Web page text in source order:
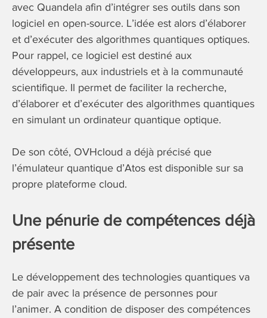
avec Quandela afin d’intégrer ses outils dans son
logiciel en open-source. L’idée est alors d’élaborer
et d’exécuter des algorithmes quantiques optiques.
Pour rappel, ce logiciel est destiné aux
développeurs, aux industriels et à la communauté
scientifique. Il permet de faciliter la recherche,
d’élaborer et d’exécuter des algorithmes quantiques
en simulant un ordinateur quantique optique.
De son côté, OVHcloud a déjà précisé que
l’émulateur quantique d’Atos est disponible sur sa
propre plateforme cloud.
Une pénurie de compétences déjà
présente
Le développement des technologies quantiques va
de pair avec la présence de personnes pour
l’animer. A condition de disposer des compétences